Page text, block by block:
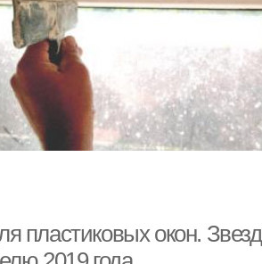
пластиковых окон.